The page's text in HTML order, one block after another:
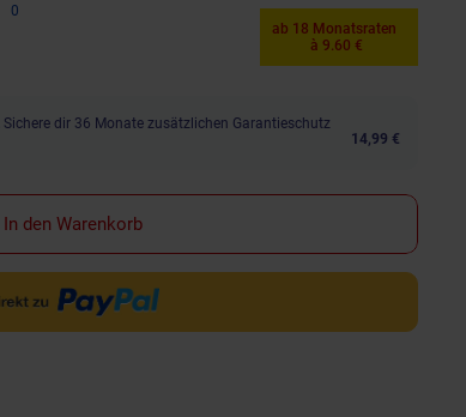
0
ab 18 Monatsraten
à 9.60 €
Sichere dir 36 Monate zusätzlichen Garantieschutz
14,99 €
In den Warenkorb